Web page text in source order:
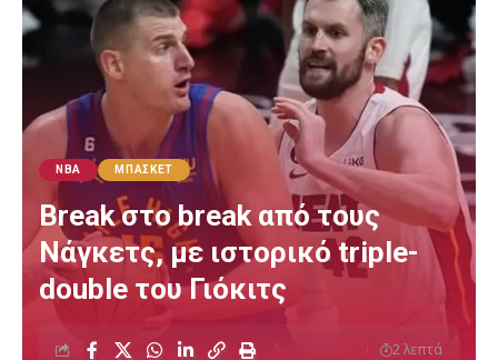
NBA ΜΠΆΣΚΕΤ
Break στο break από τους
Νάγκετς, με ιστορικό triple-
double του Γιόκιτς
2 λεπτά